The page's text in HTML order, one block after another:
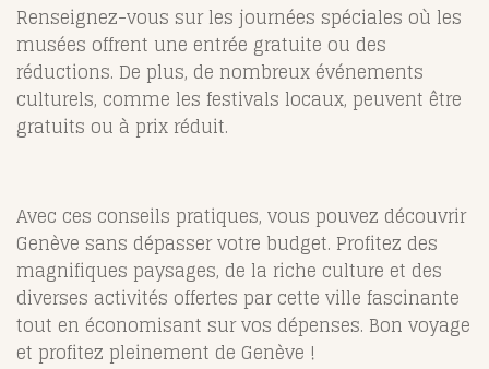
Renseignez-vous sur les journées spéciales où les
musées offrent une entrée gratuite ou des
réductions. De plus, de nombreux événements
culturels, comme les festivals locaux, peuvent être
gratuits ou à prix réduit.
Avec ces conseils pratiques, vous pouvez découvrir
Genève sans dépasser votre budget. Profitez des
magnifiques paysages, de la riche culture et des
diverses activités offertes par cette ville fascinante
tout en économisant sur vos dépenses. Bon voyage
et profitez pleinement de Genève !